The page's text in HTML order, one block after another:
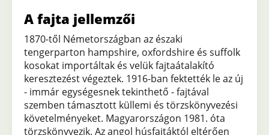
A fajta jellemzői
1870-től Németországban az északi
tengerparton hampshire, oxfordshire és suffolk
kosokat importáltak és velük fajtaátalakító
keresztezést végeztek. 1916-ban fektették le az új
- immár egységesnek tekinthető - fajtával
szemben támasztott küllemi és törzskönyvezési
követelményeket. Magyarországon 1981. óta
törzskönyvezik. Az angol húsfajtáktól eltérően